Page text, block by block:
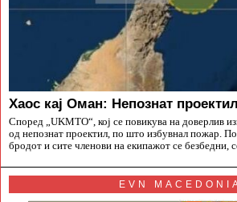
Хаос кај Оман: Непознат
Според „UKMTO“, кој се повикува на доверлив
од непознат проектил, по што избувнал пожар.
бродот и сите членови на екипажот се безбедни,
EVN